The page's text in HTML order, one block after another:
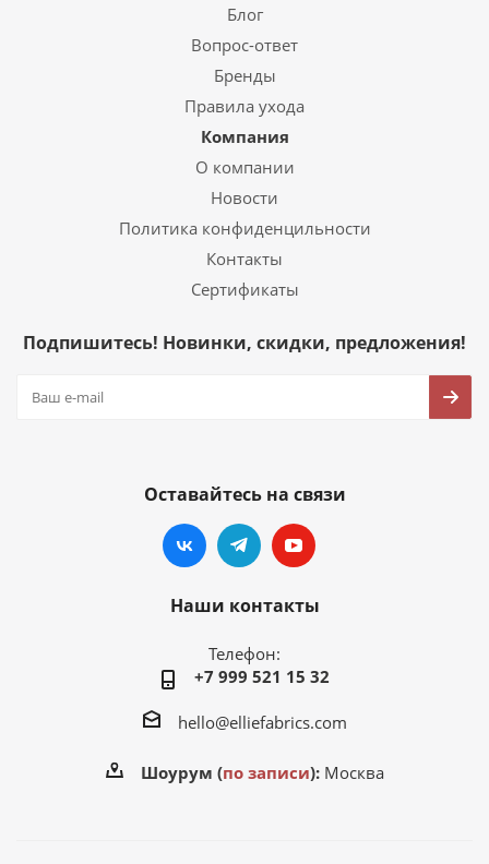
Блог
Вопрос-ответ
Бренды
Правила ухода
Компания
О компании
Новости
Политика конфиденцильности
Контакты
Сертификаты
Подпишитесь! Новинки, скидки, предложения!
Оставайтесь на связи
Наши контакты
Телефон:
+7 999 521 15 32
hello@elliefabrics.com
Шоурум (по записи):Москва